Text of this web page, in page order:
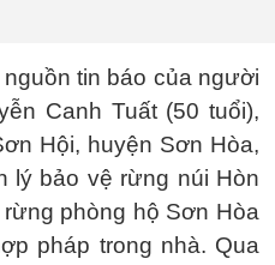
tin báo của người
Canh Tuất (50 tuổi),
Hội, huyện Sơn Hòa,
lý bảo vệ rừng núi Hòn
phòng hộ Sơn Hòa
pháp trong nhà. Qua